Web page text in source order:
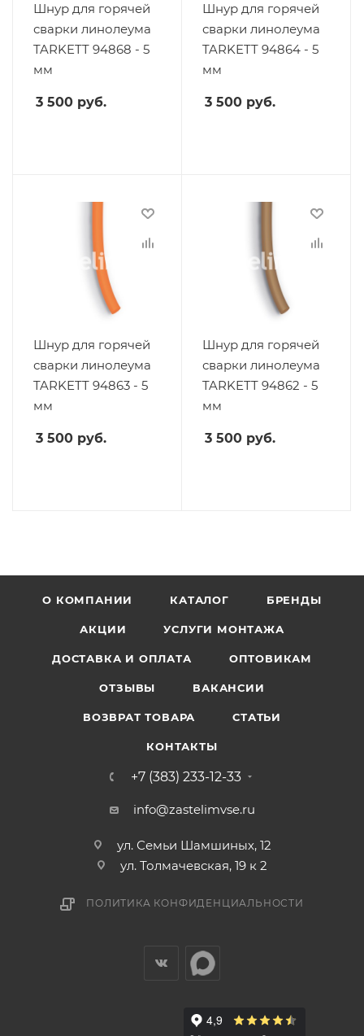
Шнур для горячей
сварки линолеума
TARKETT 94868 - 5
мм
3 500 руб.
Шнур для горячей
сварки линолеума
TARKETT 94864 - 5
мм
3 500 руб.
Шнур для горячей
сварки линолеума
TARKETT 94863 - 5
мм
3 500 руб.
Шнур для горячей
сварки линолеума
TARKETT 94862 - 5
мм
3 500 руб.
О КОМПАНИИ КАТАЛОГ БРЕНДЫ
АКЦИИ УСЛУГИ МОНТАЖА
ДОСТАВКА И ОПЛАТА ОПТОВИКАМ
ОТЗЫВЫ ВАКАНСИИ
ВОЗВРАТ ТОВАРА СТАТЬИ
КОНТАКТЫ
+7 (383) 233-12-33
info@zastelimvse.ru
ул. Семьи Шамшиных, 12
ул. Толмачевская, 19 к 2
ПОЛИТИКА КОНФИДЕНЦИАЛЬНОСТИ